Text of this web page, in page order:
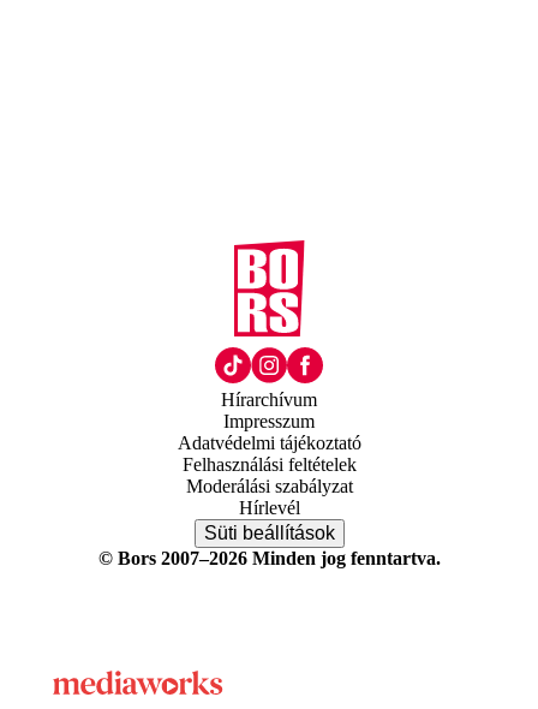
Hírarchívum
Impresszum
Adatvédelmi tájékoztató
Felhasználási feltételek
Moderálási szabályzat
Hírlevél
Süti beállítások
© Bors 2007–2026 Minden jog fenntartva.